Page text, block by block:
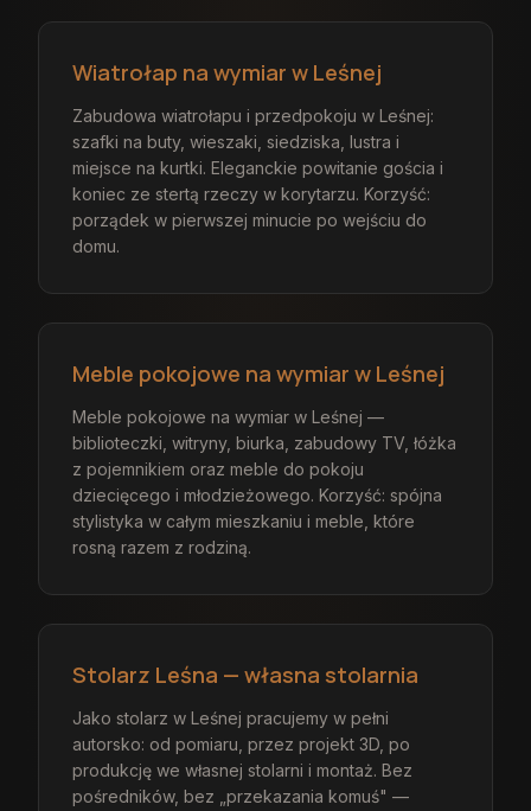
Wiatrołap na wymiar w Leśnej
Zabudowa wiatrołapu i przedpokoju w Leśnej:
szafki na buty, wieszaki, siedziska, lustra i
miejsce na kurtki. Eleganckie powitanie gościa i
koniec ze stertą rzeczy w korytarzu. Korzyść:
porządek w pierwszej minucie po wejściu do
domu.
Meble pokojowe na wymiar w Leśnej
Meble pokojowe na wymiar w Leśnej —
biblioteczki, witryny, biurka, zabudowy TV, łóżka
z pojemnikiem oraz meble do pokoju
dziecięcego i młodzieżowego. Korzyść: spójna
stylistyka w całym mieszkaniu i meble, które
rosną razem z rodziną.
Stolarz Leśna — własna stolarnia
Jako stolarz w Leśnej pracujemy w pełni
autorsko: od pomiaru, przez projekt 3D, po
produkcję we własnej stolarni i montaż. Bez
pośredników, bez „przekazania komuś" —